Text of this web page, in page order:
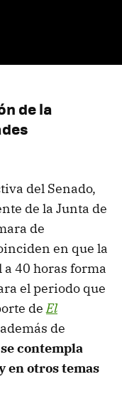
de la
del Senado,
de la Junta de
de
en que la
40 horas forma
el periodo que
deEl
de
se contempla
en otros temas